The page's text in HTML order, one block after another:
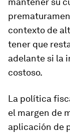
contexto de
tener que
adelante si la
costoso.
La política
el margen de
aplicación de